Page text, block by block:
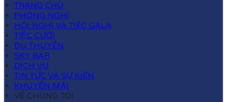
TRANG CHỦ
PHÒNG NGHỈ
HỘI NGHỊ VÀ TIỆC GALA
TIỆC CƯỚI
DU THUYỀN
SKY BAR
DỊCH VỤ
TIN TỨC VÀ SỰ KIỆN
KHUYẾN MÃI
VỀ CHÚNG TÔI